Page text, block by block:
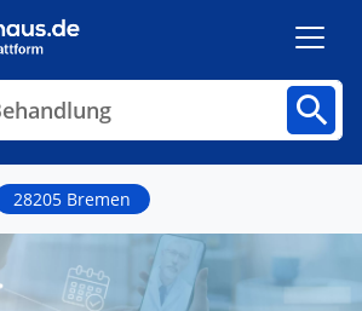
28205 Bremen